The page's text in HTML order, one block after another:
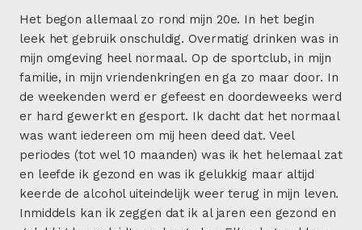
Het begon allemaal zo rond mijn 20e. In het begin
leek het gebruik onschuldig. Overmatig drinken was in
mijn omgeving heel normaal. Op de sportclub, in mijn
familie, in mijn vriendenkringen en ga zo maar door. In
de weekenden werd er gefeest en doordeweeks werd
er hard gewerkt en gesport. Ik dacht dat het normaal
was want iedereen om mij heen deed dat. Veel
periodes (tot wel 10 maanden) was ik het helemaal zat
en leefde ik gezond en was ik gelukkig maar altijd
keerde de alcohol uiteindelijk weer terug in mijn leven.
Inmiddels kan ik zeggen dat ik al jaren een gezond en